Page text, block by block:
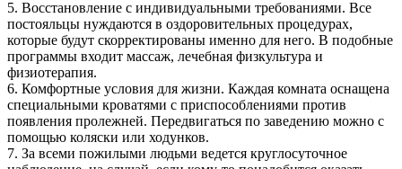
5. Восстановление с индивидуальными требованиями. Все
постояльцы нуждаются в оздоровительных процедурах,
которые будут скорректированы именно для него. В подобные
программы входит массаж, лечебная физкультура и
физиотерапия.
6. Комфортные условия для жизни. Каждая комната оснащена
специальными кроватями с приспособлениями против
появления пролежней. Передвигаться по заведению можно с
помощью коляски или ходунков.
7. За всеми пожилыми людьми ведется круглосуточное